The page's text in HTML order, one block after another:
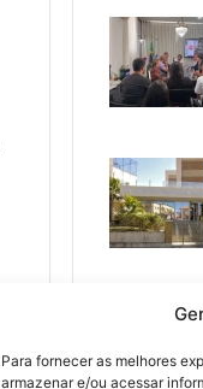
Para fornecer as melhores
armazenar e/ou acessar